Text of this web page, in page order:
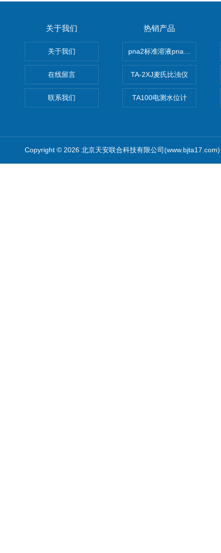
关于我们
关于我们
在线留言
联系我们
热销产品
pna2标准溶液pna3 pna4
TA-2XJ麦氏比浊仪
TA100电测水位计
Copyright © 2026 北京天安联合科技有限公司